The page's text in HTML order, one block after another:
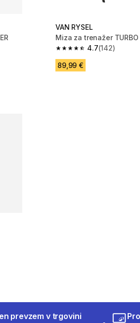
ocene
VAN RYSEL
Miza za trenažer TURBO
4.7
4.7 od 5 zvezdic from
(142)
89,99 €
ocene
prevzem v trgovini